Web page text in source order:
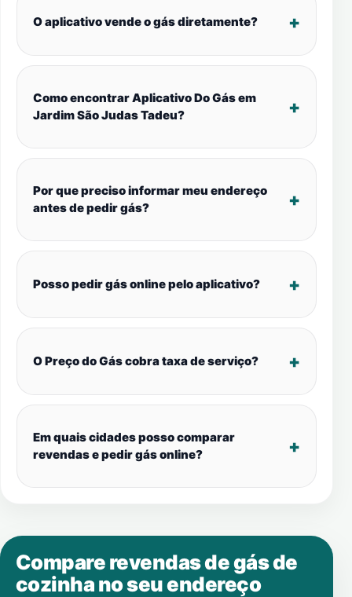
O aplicativo vende o gás diretamente?
Como encontrar Aplicativo Do Gás em
Jardim São Judas Tadeu?
Por que preciso informar meu endereço
antes de pedir gás?
Posso pedir gás online pelo aplicativo?
O Preço do Gás cobra taxa de serviço?
Em quais cidades posso comparar
revendas e pedir gás online?
Compare revendas de gás de
cozinha no seu endereço